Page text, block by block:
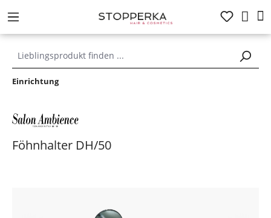
springen
Einrichtung
Föhnhalter DH/50